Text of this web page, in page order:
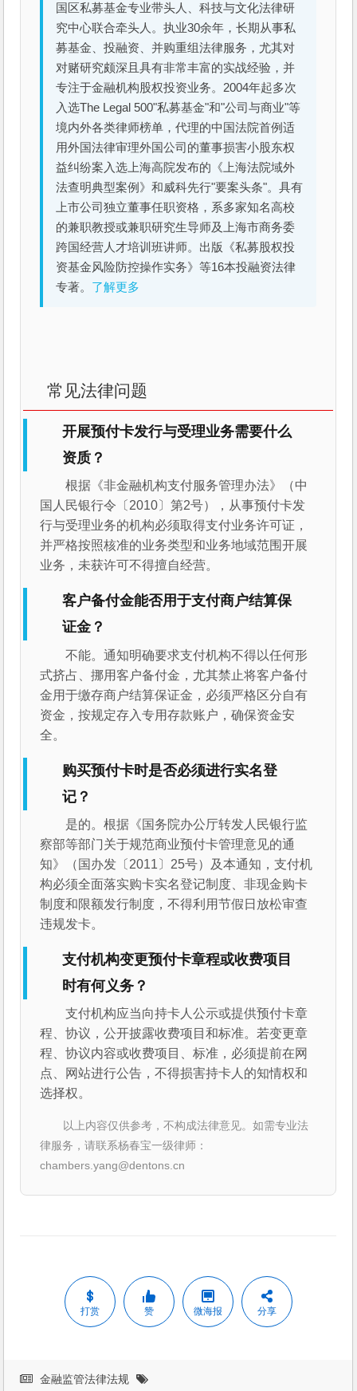
国区私募基金专业带头人、科技与文化法律研
究中心联合牵头人。执业30余年，长期从事私
募基金、投融资、并购重组法律服务，尤其对
对赌研究颇深且具有非常丰富的实战经验，并
专注于金融机构股权投资业务。2004年起多次
入选The Legal 500"私募基金"和"公司与商业"等
境内外各类律师榜单，代理的中国法院首例适
用外国法律审理外国公司的董事损害小股东权
益纠纷案入选上海高院发布的《上海法院域外
法查明典型案例》和威科先行"要案头条"。具有
上市公司独立董事任职资格，系多家知名高校
的兼职教授或兼职研究生导师及上海市商务委
跨国经营人才培训班讲师。出版《私募股权投
资基金风险防控操作实务》等16本投融资法律
专著。 了解更多
常见法律问题
开展预付卡发行与受理业务需要什么
资质？
根据《非金融机构支付服务管理办法》（中
国人民银行令〔2010〕第2号），从事预付卡发
行与受理业务的机构必须取得支付业务许可证，
并严格按照核准的业务类型和业务地域范围开展
业务，未获许可不得擅自经营。
客户备付金能否用于支付商户结算保
证金？
不能。通知明确要求支付机构不得以任何形
式挤占、挪用客户备付金，尤其禁止将客户备付
金用于缴存商户结算保证金，必须严格区分自有
资金，按规定存入专用存款账户，确保资金安
全。
购买预付卡时是否必须进行实名登
记？
是的。根据《国务院办公厅转发人民银行监
察部等部门关于规范商业预付卡管理意见的通
知》（国办发〔2011〕25号）及本通知，支付机
构必须全面落实购卡实名登记制度、非现金购卡
制度和限额发行制度，不得利用节假日放松审查
违规发卡。
支付机构变更预付卡章程或收费项目
时有何义务？
支付机构应当向持卡人公示或提供预付卡章
程、协议，公开披露收费项目和标准。若变更章
程、协议内容或收费项目、标准，必须提前在网
点、网站进行公告，不得损害持卡人的知情权和
选择权。
以上内容仅供参考，不构成法律意见。如需专业法
律服务，请联系杨春宝一级律师：
chambers.yang@dentons.cn
打赏 赞 微海报 分享
金融监管法律法规